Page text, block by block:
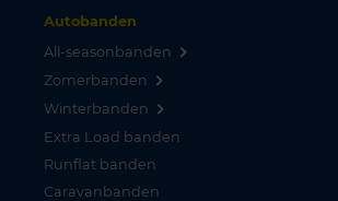
Autobanden
All-seasonbanden
Zomerbanden
Winterbanden
Extra Load banden
Runflat banden
Caravanbanden